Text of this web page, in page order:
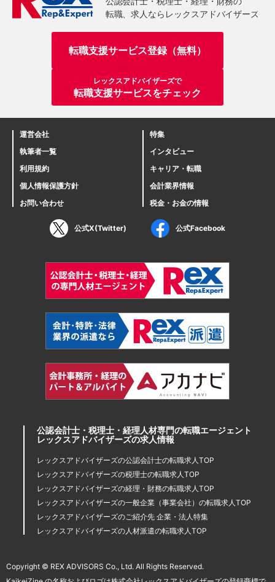
転職支援サービス登録（無料）
レックスアドバイザーズで
転職支援サービスをチェック
運営会社
執筆者一覧
利用規約
個人情報保護方針
お問い合わせ
特集
インタビュー
キャリア・転職
会計業界情報
税金・お金の情報
公式X(Twitter) 公式Facebook
公認会計士・税理士・経理人材専門の転職エージェント
レックスアドバイザーズの求人情報
レックスアドバイザーズの公認会計士の転職求人TOP
レックスアドバイザーズの税理士の転職求人TOP
レックスアドバイザーズの経理・財務の転職求人TOP
レックスアドバイザーズの一般企業（事業会社）の転職求人TOP
レックスアドバイザーズのご紹介先 企業・法人特集
レックスアドバイザーズの人材派遣の転職求人TOP
Copyright © REX ADVISORS Co., Ltd. All Rights Reserved.